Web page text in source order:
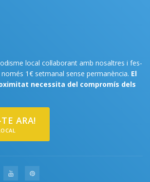
local col·laborant amb nosaltres i fes-
1€ setmanal sense permanència. El
necessita del compromís dels
ARA!